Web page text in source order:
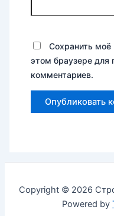
Сохранить моё
этом браузере
комментариев.
Copyright © 2026
Powered by